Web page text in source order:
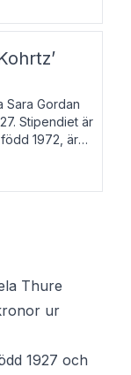
med
erbjuda stöd
Sara Gordan
Stipendiet är
1972, är
2006 med
Thure
ur
1927 och